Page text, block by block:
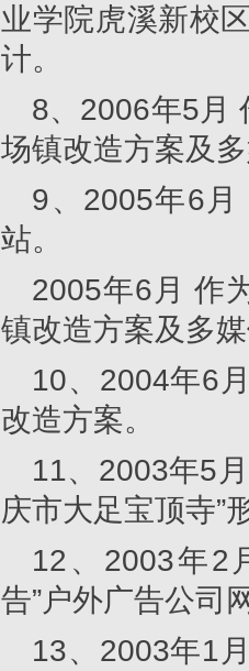
业学院虎溪新校
计。
8、2006年5月
场镇改造方案及
9、2005年6月
站。
2005年6月 作
镇改造方案及多
10、2004年6
改造方案。
11、2003年5
庆市大足宝顶寺”
12、2003年2
告”户外广告公司
13、2003年1